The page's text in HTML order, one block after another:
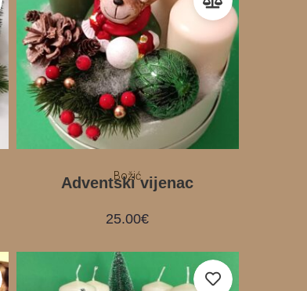
Božić
Adventski vijenac
25.00€